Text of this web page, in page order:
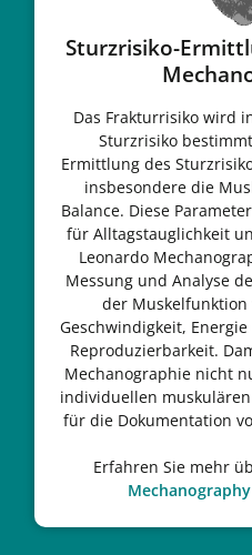
Sturzrisiko-
Das Frakturrisiko wird
Sturzrisiko
Ermittlung des
insbesondere die
Balance. Diese
für Alltagstauglichkeit
Leonardo
Messung und Analyse
der Muskelfunktion
Geschwindigkeit,
Reproduzierbarkeit.
Mechanographie nicht
individuellen
für die Dokumentation
Erfahren Sie mehr